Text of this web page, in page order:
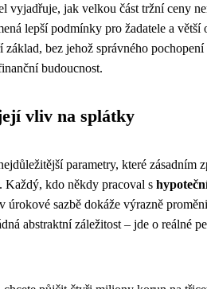
vyjadřuje, jak velkou část tržní ceny
lepší podmínky pro žadatele a
základ, bez jehož správného
budoucnost.
vliv na splátky
parametry, které
Každý, kdo někdy pracoval s
úrokové sazbě dokáže výrazně
abstraktní záležitost – jde o reálné